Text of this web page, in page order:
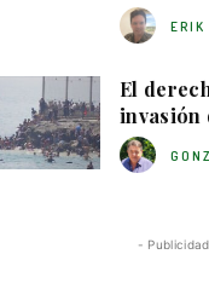
ERIK
El
invasión
-